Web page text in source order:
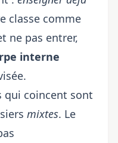
classe comme
ne pas entrer,
interne
qui coincent sont
mixtes. Le